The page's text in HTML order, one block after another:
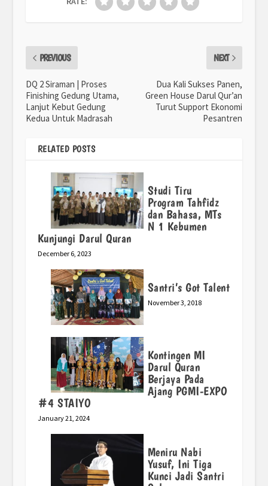
PREVIOUS
DQ 2 Siraman | Proses
Finishing Gedung Utama,
Lanjut Kebut Gedung
Kedua Untuk Madrasah
NEXT
Dua Kali Sukses Panen,
Green House Darul Qur’an
Turut Support Ekonomi
Pesantren
RELATED POSTS
Studi Tiru
Program Tahfidz
dan Bahasa, MTs
N 1 Kebumen
Kunjungi Darul Quran
December 6, 2023
Santri’s Got Talent
November 3, 2018
Kontingen MI
Darul Quran
Berjaya Pada
Ajang PGMI-EXPO
#4 STAIYO
January 21, 2024
Meniru Nabi
Yusuf, Ini Tiga
Kunci Jadi Santri